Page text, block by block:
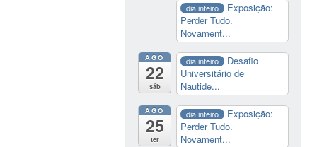
dia inteiro
Exposição:
Perder Tudo.
Novament...
AGO
22
sáb
dia inteiro
Desafio
Universitário de
Nautide...
AGO
25
ter
dia inteiro
Exposição:
Perder Tudo.
Novament...